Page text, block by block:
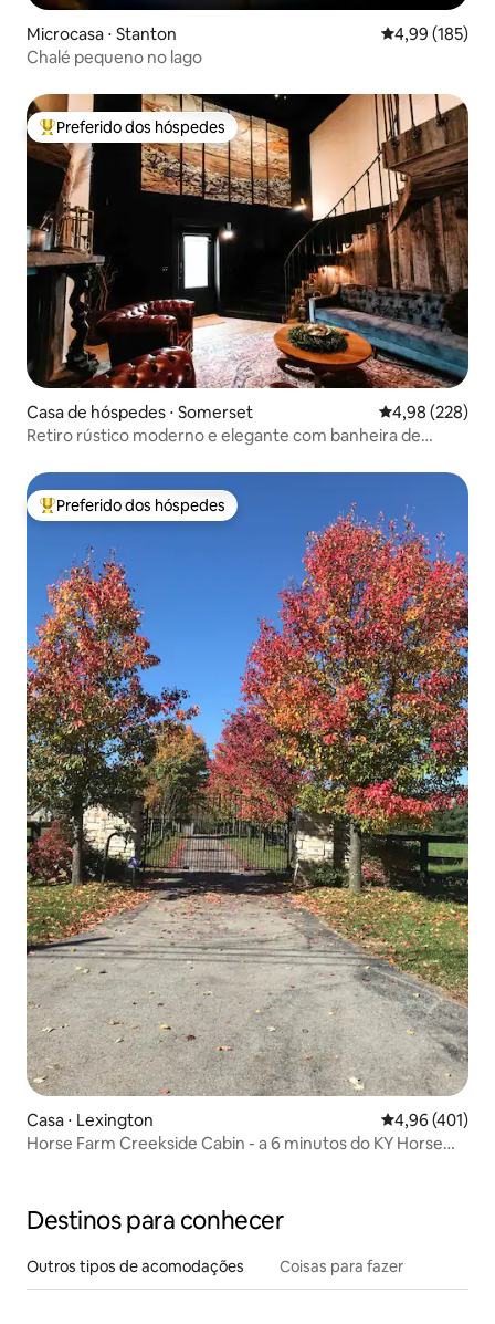
Microcasa ⋅ Stanton 4,99 de uma
4,99 (185)
Chalé pequeno no lago
Entre os melhores preferidos dos hóspedes
Preferido dos hóspedes
Casa de hóspedes ⋅ Somerset 4,98 de uma
4,98 (228)
Retiro rústico moderno e elegante com banheira de
Entre os melhores preferidos dos hóspedes
Preferido dos hóspedes
Casa ⋅ Lexington 4,96 de uma
4,96 (401)
Horse Farm Creekside Cabin - a 6 minutos do KY Horse
Destinos para conhecer
Outros tipos de acomodações Coisas para fazer